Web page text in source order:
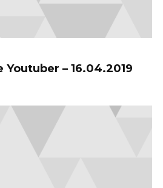
– 16.04.2019